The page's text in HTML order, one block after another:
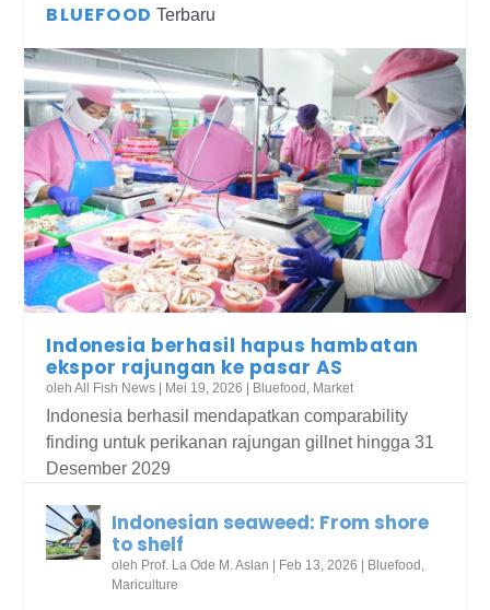
BLUEFOOD Terbaru
Indonesia berhasil hapus hambatan
ekspor rajungan ke pasar AS
olehAll Fish News Mei 19, 2026 Bluefood , Market
Indonesia berhasil mendapatkan comparability
finding untuk perikanan rajungan gillnet hingga 31
Desember 2029
Indonesian seaweed: From shore
to shelf
oleh Prof. La Ode M. Aslan Feb 13, 2026 Bluefood ,
Mariculture